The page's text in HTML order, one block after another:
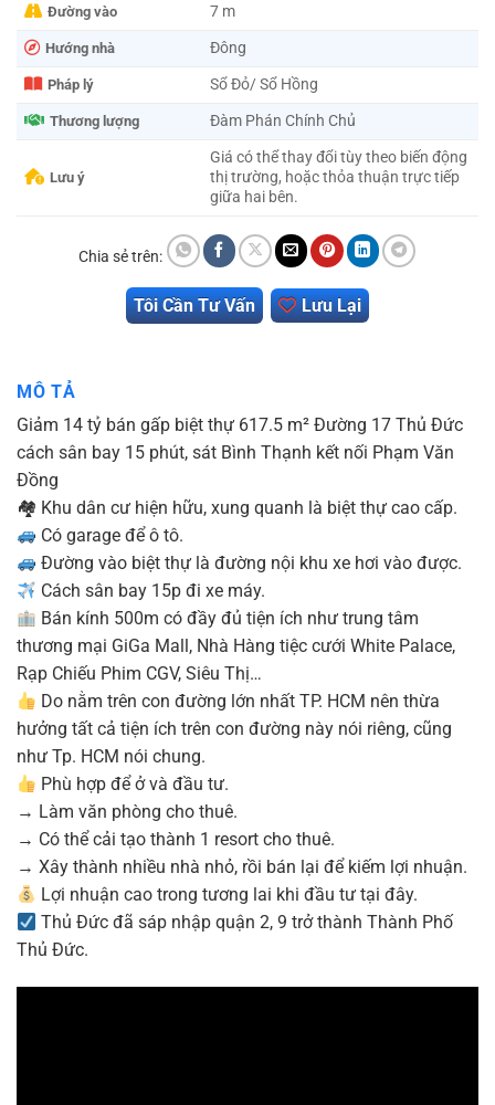
Đường vào 7 m
Hướng nhà Đông
Pháp lý Sổ Đỏ/ Sổ Hồng
Thương lượng Đàm Phán Chính Chủ
Lưu ý
Giá có thể thay đổi tùy theo biến động
thị trường, hoặc thỏa thuận trực tiếp
giữa hai bên.
Chia sẻ trên:
Tôi Cần Tư Vấn
Giá
gốc
Giá
hiện
Lưu Lại
MÔ TẢ
Giảm 14 tỷ bán gấp biệt thự 617.5 m² Đường 17 Thủ Đức
cách sân bay 15 phút, sát Bình Thạnh kết nối Phạm Văn
Đồng
🏘 Khu dân cư hiện hữu, xung quanh là biệt thự cao cấp.
Có garage để ô tô.
Đường vào biệt thự là đường nội khu xe hơi vào được.
Cách sân bay 15p đi xe máy.
Bán kính 500m có đầy đủ tiện ích như trung tâm
thương mại GiGa Mall, Nhà Hàng tiệc cưới White Palace,
Rạp Chiếu Phim CGV, Siêu Thị…
Do nằm trên con đường lớn nhất TP. HCM nên thừa
hưởng tất cả tiện ích trên con đường này nói riêng, cũng
như Tp. HCM nói chung.
Phù hợp để ở và đầu tư.
→ Làm văn phòng cho thuê.
→ Có thể cải tạo thành 1 resort cho thuê.
→ Xây thành nhiều nhà nhỏ, rồi bán lại để kiếm lợi nhuận.
Lợi nhuận cao trong tương lai khi đầu tư tại đây.
Thủ Đức đã sáp nhập quận 2, 9 trở thành Thành Phố
Thủ Đức.